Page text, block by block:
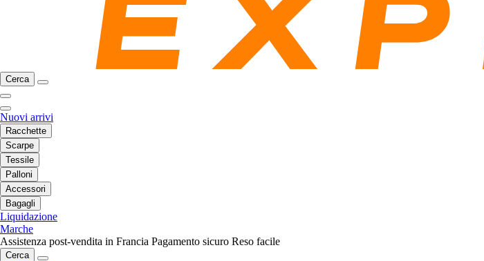
Cerca
Nuovi arrivi
Racchette
Scarpe
Tessile
Palloni
Accessori
Bagagli
Liquidazione
Marche
Assistenza post-vendita in Francia Pagamento sicuro Reso facile
Cerca